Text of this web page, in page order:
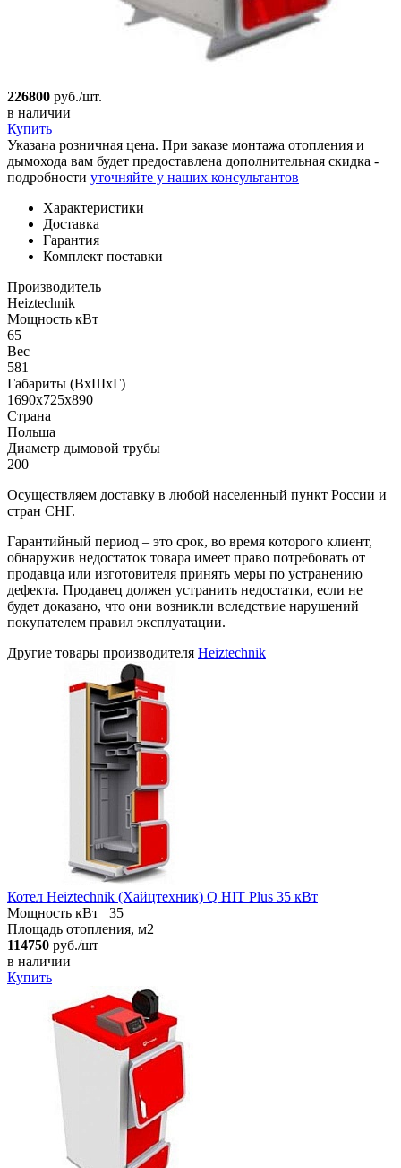
226800 руб./шт.
в наличии
Купить
Указана розничная цена. При заказе монтажа отопления и
дымохода вам будет предоставлена дополнительная скидка -
подробности уточняйте у наших консультантов
Характеристики
Доставка
Гарантия
Комплект поставки
Производитель
Heiztechnik
Мощность кВт
65
Вес
581
Габариты (ВхШхГ)
1690х725х890
Страна
Польша
Диаметр дымовой трубы
200
Осуществляем доставку в любой населенный пункт России и
стран СНГ.
Гарантийный период – это срок, во время которого клиент,
обнаружив недостаток товара имеет право потребовать от
продавца или изготовителя принять меры по устранению
дефекта. Продавец должен устранить недостатки, если не
будет доказано, что они возникли вследствие нарушений
покупателем правил эксплуатации.
Другие товары производителя Heiztechnik
Котел Heiztechnik (Хайцтехник) Q HIT Plus 35 кВт
Мощность кВт
35
Площадь отопления, м2
114750 руб./шт
в наличии
Купить